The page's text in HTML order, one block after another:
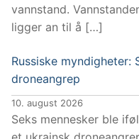
vannstand.
ligger an til å […]
Russiske myndigheter:
droneangrep
10. august 2026
Seks mennesker ble